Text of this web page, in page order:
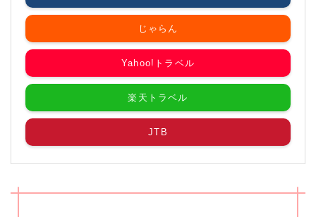
じゃらん
Yahoo!トラベル
楽天トラベル
JTB